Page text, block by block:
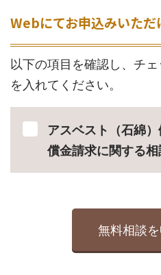
Webにてお申込みいただ
以下の項目を確認し、チ
を入れてください。
アスベスト（石綿
償金請求に関する
無料相談